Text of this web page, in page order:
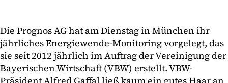
Die Prognos AG hat am Dienstag in München ihr
jährliches Energiewende-Monitoring vorgelegt, das
sie seit 2012 jährlich im Auftrag der Vereinigung der
Bayerischen Wirtschaft (VBW) erstellt. VBW-